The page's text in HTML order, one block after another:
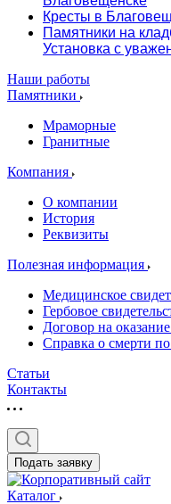
Кресты в
Памятники на
Установка с
Наши работы
Памятники
Мраморные
Гранитные
Компания
О компании
История
Реквизиты
Полезная информация
Медицинское
Гербовое
Договор на
Справка о смерти
Статьи
Контакты
Подать заявку
Каталог